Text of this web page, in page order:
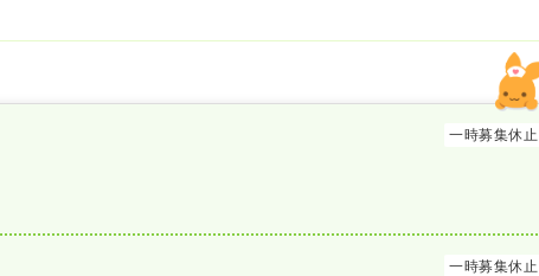
一時募集休止
一時募集休止